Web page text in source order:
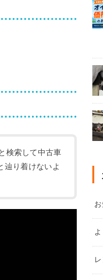
検索して中古車
辿り着けないよ